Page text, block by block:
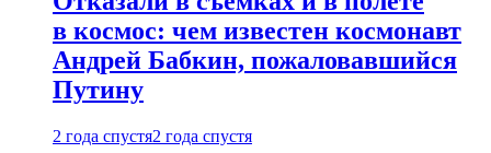
в космос: чем известен космонавт
Андрей Бабкин, пожаловавшийся
Путину
2 года спустя2 года спустя